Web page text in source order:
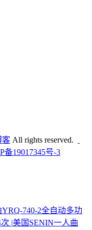
客 All rights reserved.
备19017345号-3
740-2全自动多功
|美国SENIN一人曲